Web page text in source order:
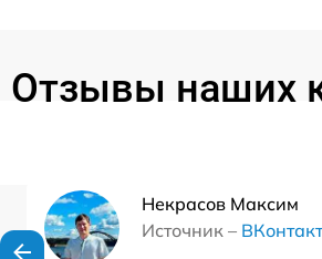
Отзывы наших
Некрасов Максим
Источник –